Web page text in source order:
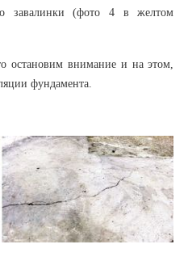
завалинки (фото 4 в желтом
остановим внимание и на этом,
фундамента.